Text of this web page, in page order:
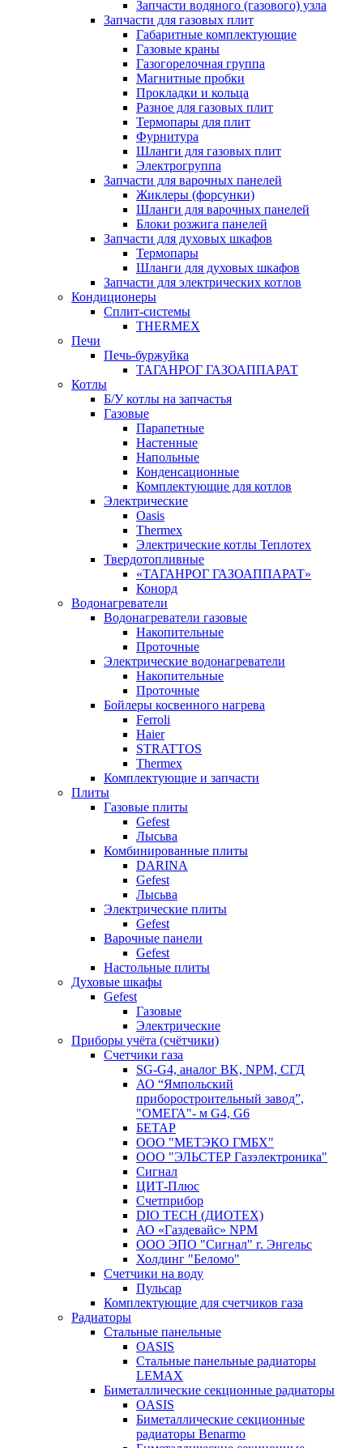
Запчасти водяного (газового) узла
Запчасти для газовых плит
Габаритные комплектующие
Газовые краны
Газогорелочная группа
Магнитные пробки
Прокладки и кольца
Разное для газовых плит
Термопары для плит
Фурнитура
Шланги для газовых плит
Электрогруппа
Запчасти для варочных панелей
Жиклеры (форсунки)
Шланги для варочных панелей
Блоки розжига панелей
Запчасти для духовых шкафов
Термопары
Шланги для духовых шкафов
Запчасти для электрических котлов
Кондиционеры
Сплит-системы
THERMEX
Печи
Печь-буржуйка
ТАГАНРОГ ГАЗОАППАРАТ
Котлы
Б/У котлы на запчастья
Газовые
Парапетные
Настенные
Напольные
Конденсационные
Комплектующие для котлов
Электрические
Oasis
Thermex
Электрические котлы Теплотех
Твердотопливные
«ТАГАНРОГ ГАЗОАППАРАТ»
Конорд
Водонагреватели
Водонагреватели газовые
Накопительные
Проточные
Электрические водонагреватели
Накопительные
Проточные
Бойлеры косвенного нагрева
Ferroli
Haier
STRATTOS
Thermex
Комплектующие и запчасти
Плиты
Газовые плиты
Gefest
Лысьва
Комбинированные плиты
DARINA
Gefest
Лысьва
Электрические плиты
Gefest
Варочные панели
Gefest
Настольные плиты
Духовые шкафы
Gefest
Газовые
Электрические
Приборы учёта (счётчики)
Счетчики газа
SG-G4, аналог BK, NPM, СГД
АО “Ямпольский
приборостроительный завод”,
"ОМЕГА"- м G4, G6
БЕТАР
ООО "МЕТЭКО ГМБХ"
ООО "ЭЛЬСТЕР Газэлектроника"
Сигнал
ЦИТ-Плюс
Счетприбор
DIO TECH (ДИОТЕХ)
АО «Газдевайс» NPM
ООО ЭПО "Сигнал" г. Энгельс
Холдинг "Беломо"
Счетчики на воду
Пульсар
Комплектующие для счетчиков газа
Радиаторы
Стальные панельные
OASIS
Стальные панельные радиаторы
LEMAX
Биметаллические секционные радиаторы
OASIS
Биметаллические секционные
радиаторы Benarmo